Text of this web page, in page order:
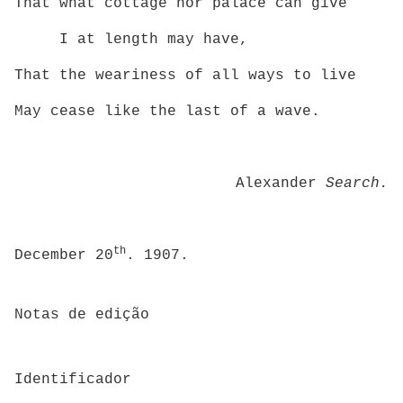
That what cottage nor palace can give
I at length may have,
That the weariness of all ways to live
May cease like the last of a wave.
Alexander Search.
December 20th . 1907.
Notas de edição
Identificador